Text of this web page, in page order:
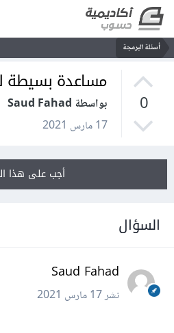
أسئلة البرمجة
0
مساعدة بسيطة
بواسطة Saud Fahad
17 مارس 2021
أجب على هذا
السؤال
Saud Fahad
نشر17 مارس 2021